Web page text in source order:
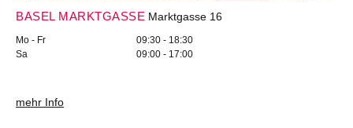
BASEL MARKTGASSE Marktgasse 16
Mo - Fr
09:30 - 18:30
Sa
09:00 - 17:00
mehr Info